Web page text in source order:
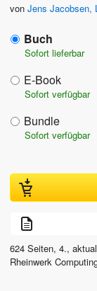
von Jens Jacobsen,
Buch
Sofort lieferbar
E-Book
Sofort verfügbar
Bundle
Sofort verfügbar
624 Seiten, 4.,
Rheinwerk